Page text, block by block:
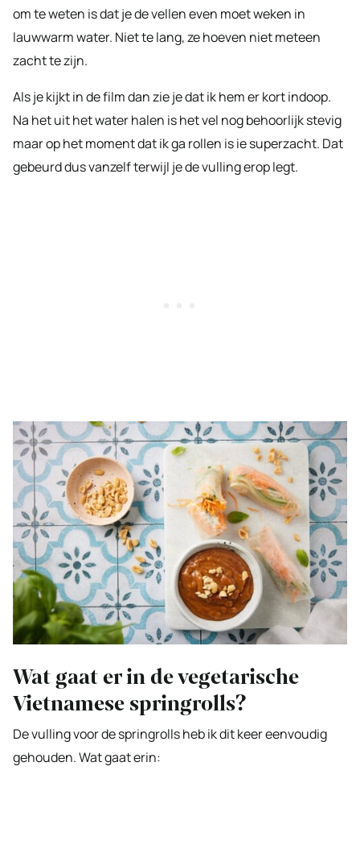
om te weten is dat je de vellen even moet weken in
lauwwarm water. Niet te lang, ze hoeven niet meteen
zacht te zijn.
Als je kijkt in de film dan zie je dat ik hem er kort indoop.
Na het uit het water halen is het vel nog behoorlijk stevig
maar op het moment dat ik ga rollen is ie superzacht. Dat
gebeurd dus vanzelf terwijl je de vulling erop legt.
Wat gaat er in de vegetarische
Vietnamese springrolls?
De vulling voor de springrolls heb ik dit keer eenvoudig
gehouden. Wat gaat erin: